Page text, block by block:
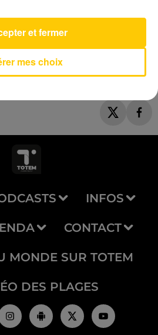
For Jedi
INFOS
CONTACT
MONDE SUR TOTEM
DES PLAGES
mes choix
et fermer